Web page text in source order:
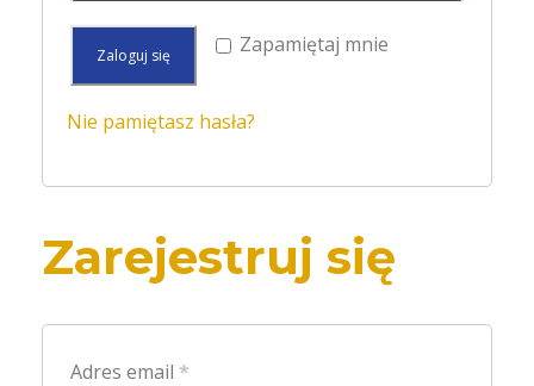
g
a
e
Zapamiętaj mnie
Zaloguj się
Nie pamiętasz hasła?
Zarejestruj się
Adres email *